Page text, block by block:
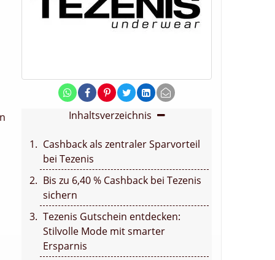
Inhaltsverzeichnis
Cashback als zentraler Sparvorteil
bei Tezenis
Bis zu 6,40 % Cashback bei Tezenis
sichern
Tezenis Gutschein entdecken:
Stilvolle Mode mit smarter
Ersparnis